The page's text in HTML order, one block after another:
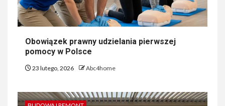
Obowiązek prawny udzielania pierwszej
pomocy w Polsce
23 lutego, 2026 Abc4home